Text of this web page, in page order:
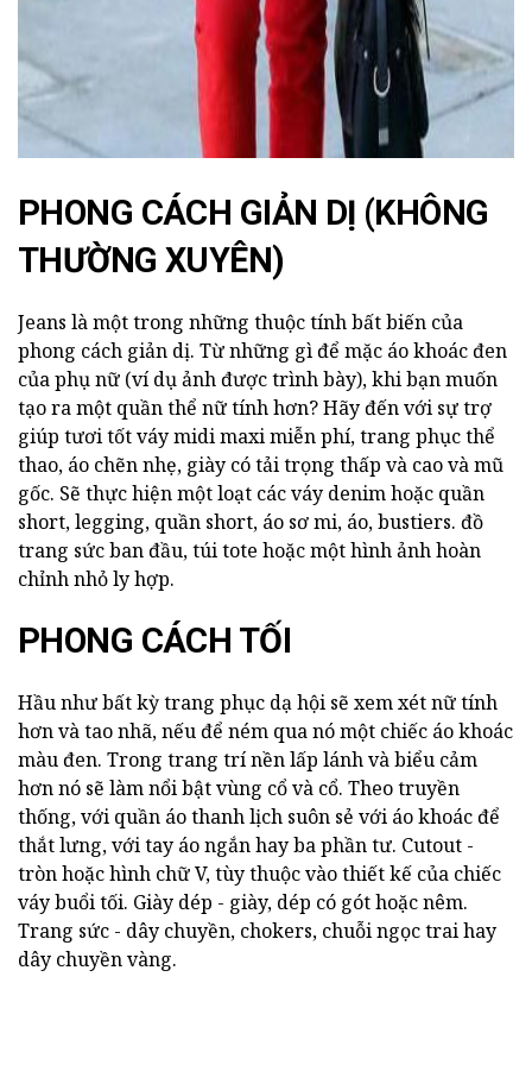
PHONG CÁCH GIẢN DỊ (KHÔNG
THƯỜNG XUYÊN)
Jeans là một trong những thuộc tính bất biến của
phong cách giản dị. Từ những gì để mặc áo khoác đen
của phụ nữ (ví dụ ảnh được trình bày), khi bạn muốn
tạo ra một quần thể nữ tính hơn? Hãy đến với sự trợ
giúp tươi tốt váy midi maxi miễn phí, trang phục thể
thao, áo chẽn nhẹ, giày có tải trọng thấp và cao và mũ
gốc. Sẽ thực hiện một loạt các váy denim hoặc quần
short, legging, quần short, áo sơ mi, áo, bustiers. đồ
trang sức ban đầu, túi tote hoặc một hình ảnh hoàn
chỉnh nhỏ ly hợp.
PHONG CÁCH TỐI
Hầu như bất kỳ trang phục dạ hội sẽ xem xét nữ tính
hơn và tao nhã, nếu để ném qua nó một chiếc áo khoác
màu đen. Trong trang trí nền lấp lánh và biểu cảm
hơn nó sẽ làm nổi bật vùng cổ và cổ. Theo truyền
thống, với quần áo thanh lịch suôn sẻ với áo khoác để
thắt lưng, với tay áo ngắn hay ba phần tư. Cutout -
tròn hoặc hình chữ V, tùy thuộc vào thiết kế của chiếc
váy buổi tối. Giày dép - giày, dép có gót hoặc nêm.
Trang sức - dây chuyền, chokers, chuỗi ngọc trai hay
dây chuyền vàng.